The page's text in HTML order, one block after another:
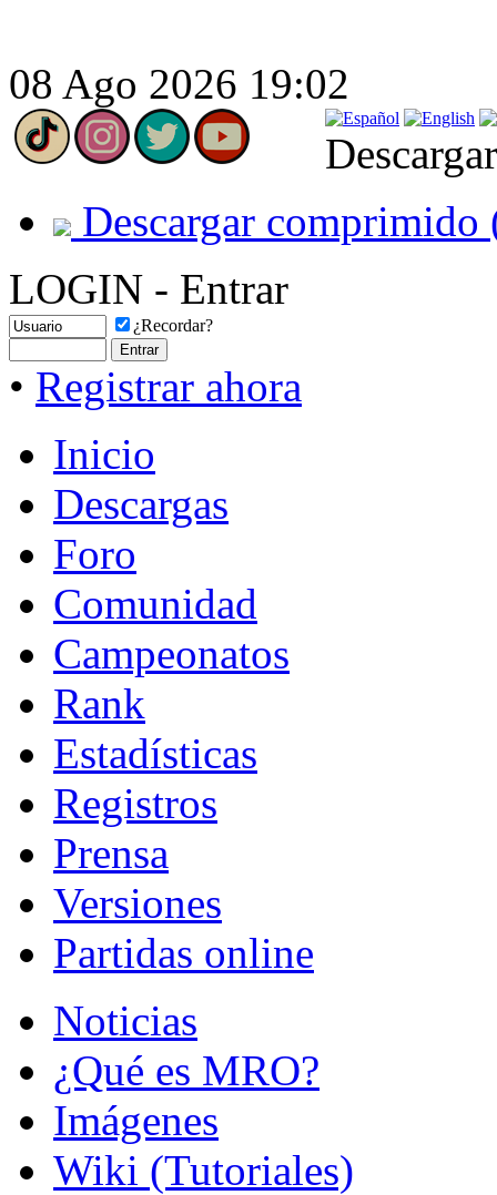
08 Ago 2026 19:02
Descargar comprimido
LOGIN - Entrar
¿Recordar?
• Registrar ahora
Inicio
Descargas
Foro
Comunidad
Campeonatos
Rank
Estadísticas
Registros
Prensa
Versiones
Partidas online
Noticias
¿Qué es MRO?
Imágenes
Wiki (Tutoriales)